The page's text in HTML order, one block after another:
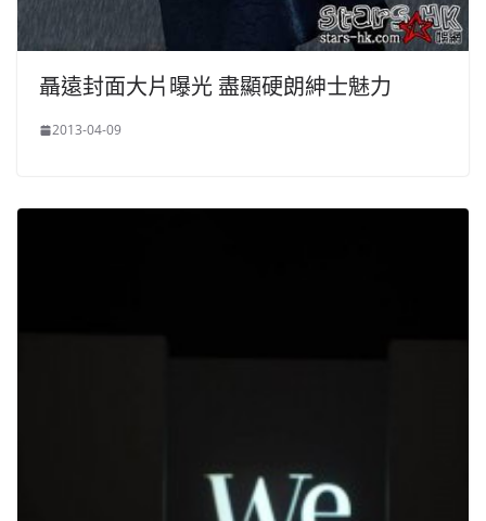
聶遠封面大片曝光 盡顯硬朗紳士魅力
2013-04-09